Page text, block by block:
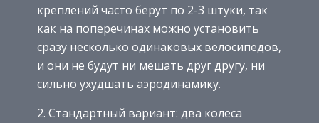
креплений часто берут по 2-3 штуки, так
как на поперечинах можно установить
сразу несколько одинаковых велосипедов,
и они не будут ни мешать друг другу, ни
сильно ухудшать аэродинамику.
2. Стандартный вариант: два колеса